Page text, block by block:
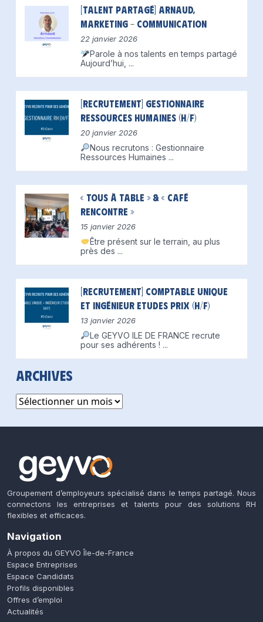
[Talent partagé] Arnaud,
Marketing – Communication
22 janvier 2026
Parole à nos talents en temps partagé
Aujourd’hui, ...
[Recrutement] Gestionnaire
Ressources Humaines (H/F)
20 janvier 2026
Nous recrutons : Gestionnaire
Ressources Humaines ...
« Tous à table » & « Café
Rencontre »
15 janvier 2026
Être présent sur le terrain, au plus
près des ...
[Recrutement] Comptable unique
et Ingénieur Etudes Prix (H/F)
13 janvier 2026
Le GEYVO ILE DE FRANCE recrute
pour ses adhérents ! ...
Archives
Archives
Groupement d’employeurs spécialisé dans le temps partagé. Nous
connectons les entreprises et talents pour des solutions RH
flexibles et efficaces.
Navigation
À propos du GEYVO Île-de-France
Espace Entreprises
Espace Candidats
Profils disponibles
Offres d’emploi
Actualités